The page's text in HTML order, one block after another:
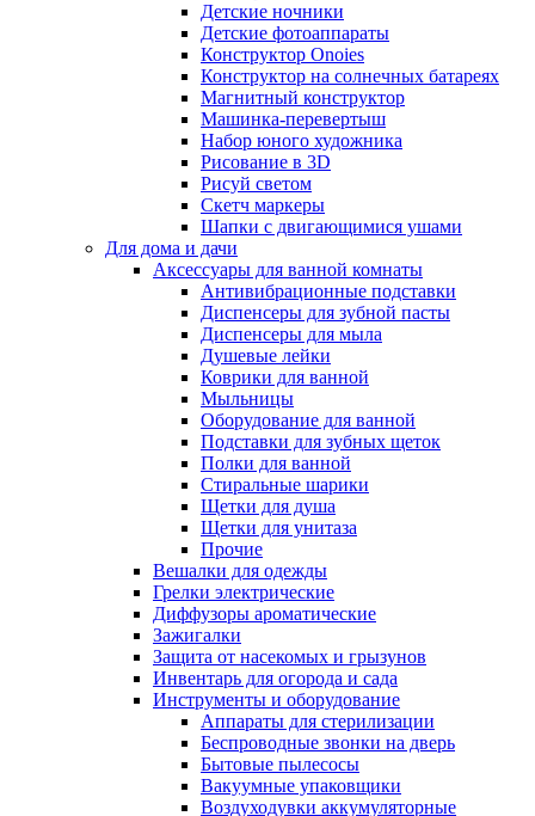
Детские ночники
Детские фотоаппараты
Конструктор Onoies
Конструктор на солнечных батареях
Магнитный конструктор
Машинка-перевертыш
Набор юного художника
Рисование в 3D
Рисуй светом
Скетч маркеры
Шапки с двигающимися ушами
Для дома и дачи
Аксессуары для ванной комнаты
Антивибрационные подставки
Диспенсеры для зубной пасты
Диспенсеры для мыла
Душевые лейки
Коврики для ванной
Мыльницы
Оборудование для ванной
Подставки для зубных щеток
Полки для ванной
Стиральные шарики
Щетки для душа
Щетки для унитаза
Прочие
Вешалки для одежды
Грелки электрические
Диффузоры ароматические
Зажигалки
Защита от насекомых и грызунов
Инвентарь для огорода и сада
Инструменты и оборудование
Аппараты для стерилизации
Беспроводные звонки на дверь
Бытовые пылесосы
Вакуумные упаковщики
Воздуходувки аккумуляторные